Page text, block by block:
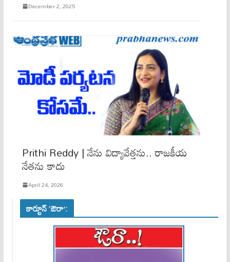
December 2, 2025
Prithi Reddy | నేను విద్యావేత్తను.. రాజకీయ
నేతను కాదు
April 24, 2026
కార్టూన్ ‘ఔరా’: